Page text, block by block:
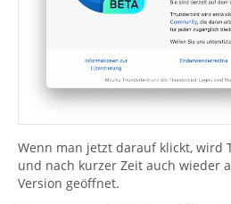
Wenn man jetzt darauf klickt, wird
und nach kurzer Zeit auch wieder
Version geöffnet.